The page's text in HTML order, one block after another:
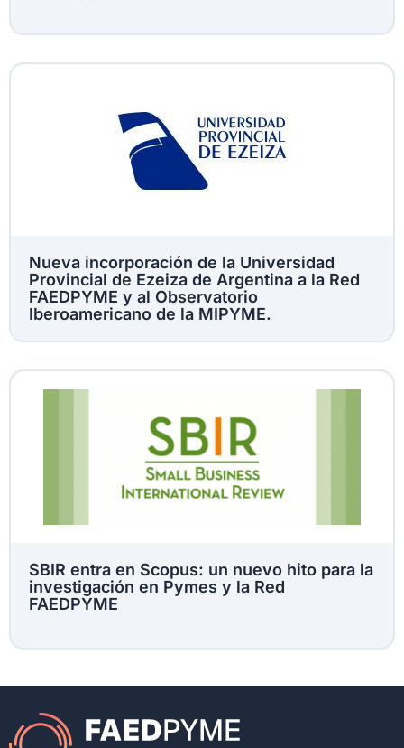
Nueva incorporación de la Universidad
Provincial de Ezeiza de Argentina a la Red
FAEDPYME y al Observatorio
Iberoamericano de la MIPYME.
SBIR entra en Scopus: un nuevo hito para la
investigación en Pymes y la Red
FAEDPYME